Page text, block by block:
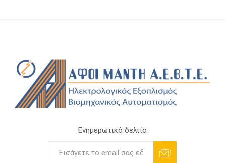
Ενημερωτικό δελτίο